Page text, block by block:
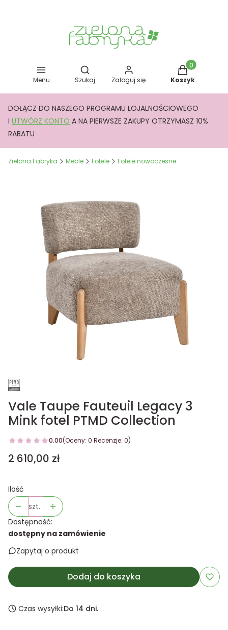
Menu
Otwórz wyszukiwarkę
Szukaj Zaloguj się
Produkty w
Koszyk
DOŁĄCZ DO NASZEGO PROGRAMU LOJALNOŚCIOWEGO
I UTWÓRZ KONTO A NA PIERWSZE ZAKUPY OTRZYMASZ 10%
RABATU
Zielona Fabryka Meble Fotele Fotele nowoczesne
Vale Taupe Fauteuil Legacy 3
Mink fotel PTMD Collection
0.00(Oceny: 0 Recenzje: 0)
Cena
2 610,00 zł
Ilość
szt.
Dostępność:
dostępny na zamówienie
Zapytaj o produkt
Dodaj do koszyka
Czas wysyłki:Do 14 dni.